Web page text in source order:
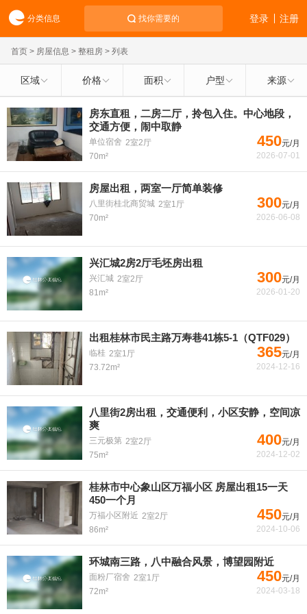
分类信息 找你需要的 注册
登录
首页 > 房屋信息 > 整租房 > 列表
区域 价格 面积 户型 来源
房东直租，二房二厅，拎包入住。中心地段，
交通方便，闹中取静
单位宿舍 2室2厅
70m²
450元/月
2026-07-01
房屋出租，两室一厅简单装修
八里街桂北商贸城 2室1厅
70m²
300元/月
2026-06-08
兴汇城2房2厅毛坯房出租
兴汇城 2室2厅
81m²
300元/月
2026-01-20
出租桂林市民主路万寿巷41栋5-1（QTF029）
临桂 2室1厅
73.72m²
365元/月
2024-12-16
八里街2房出租，交通便利，小区安静，空间凉
爽
三元极第 2室2厅
75m²
400元/月
2024-12-02
桂林市中心象山区万福小区 房屋出租15一天
450一个月
万福小区附近 2室2厅
86m²
450元/月
2024-10-06
环城南三路，八中融合风景，博望园附近
面粉厂宿舍 2室1厅
72m²
450元/月
2024-03-18